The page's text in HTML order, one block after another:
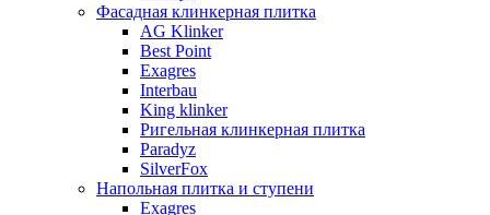
Фасадная клинкерная плитка
AG Klinker
Best Point
Exagres
Interbau
King klinker
Ригельная клинкерная плитка
Paradyz
SilverFox
Напольная плитка и ступени
Exagres